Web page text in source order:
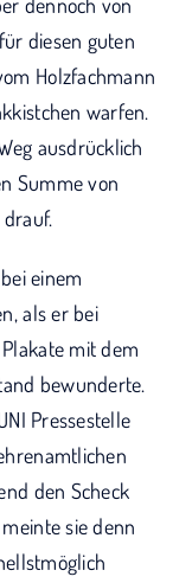
diesen guten
Holzfachmann
warfen.
ausdrücklich
Summe von
einem
als er bei
mit dem
bewunderte.
Pressestelle
den Scheck
sie denn